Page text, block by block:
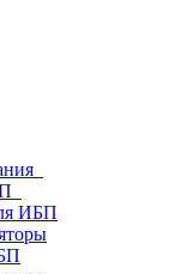
ИБП